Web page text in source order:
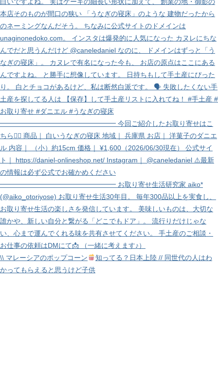
\\ マレーシアのポップコーン
知ってる？日本上陸 // 同世代の人はわ
かってもらえると思うけど子供